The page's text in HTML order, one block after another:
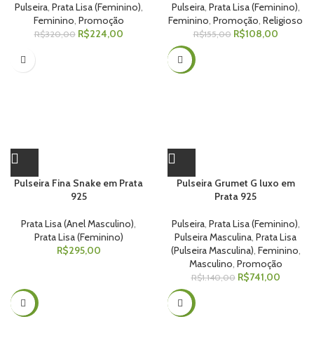
Pulseira, Prata Lisa (Feminino),
Feminino, Promoção
R$320,00 R$224,00
Pulseira, Prata Lisa (Feminino),
Feminino, Promoção, Religioso
R$155,00 R$108,00
Pulseira Fina Snake em Prata
925
Prata Lisa (Anel Masculino),
Prata Lisa (Feminino)
R$295,00
-35%
Pulseira Grumet G luxo em
Prata 925
Pulseira, Prata Lisa (Feminino),
Pulseira Masculina, Prata Lisa
(Pulseira Masculina), Feminino,
Masculino, Promoção
R$1.140,00 R$741,00
-50% -45%